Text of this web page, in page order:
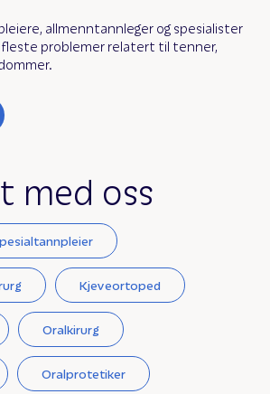
allmenntannleger og spesialister
fleste problemer relatert til tenner,
med oss
Kjeveortoped
Oralkirurg
Oralprotetiker